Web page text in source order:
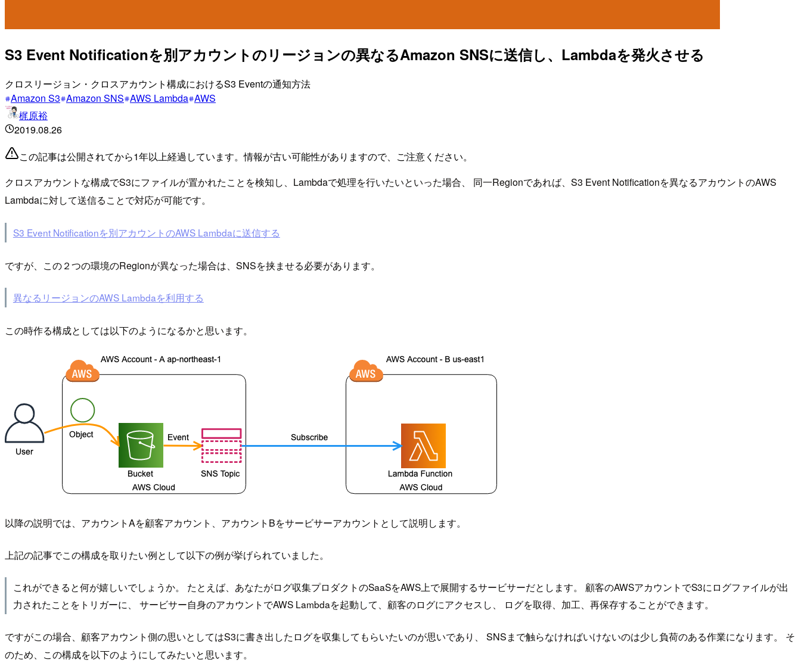
S3 Event Notificationを別アカウントのリージョンの異なるAmazon SNSに送信し、Lambdaを発火させる
クロスリージョン・クロスアカウント構成におけるS3 Eventの通知方法
Amazon S3 Amazon SNS AWS Lambda AWS
梶原裕
2019.08.26
この記事は公開されてから1年以上経過しています。情報が古い可能性がありますので、ご注意ください。
クロスアカウントな構成でS3にファイルが置かれたことを検知し、Lambdaで処理を行いたいといった場合、 同一Regionであれば、S3 Event Notificationを異なるアカウントのAWS
Lambdaに対して送信ることで対応が可能です。
S3 Event Notificationを別アカウントのAWS Lambdaに送信する
ですが、この２つの環境のRegionが異なった場合は、SNSを挟ませる必要があります。
異なるリージョンのAWS Lambdaを利用する
この時作る構成としては以下のようになるかと思います。
以降の説明では、アカウントAを顧客アカウント、アカウントBをサービサーアカウントとして説明します。
上記の記事でこの構成を取りたい例として以下の例が挙げられていました。
これができると何が嬉しいでしょうか。 たとえば、あなたがログ収集プロダクトのSaaSをAWS上で展開するサービサーだとします。 顧客のAWSアカウントでS3にログファイルが出
力されたことをトリガーに、 サービサー自身のアカウントでAWS Lambdaを起動して、顧客のログにアクセスし、 ログを取得、加工、再保存することができます。
ですがこの場合、顧客アカウント側の思いとしてはS3に書き出したログを収集してもらいたいのが思いであり、 SNSまで触らなければいけないのは少し負荷のある作業になります。 そ
のため、この構成を以下のようにしてみたいと思います。